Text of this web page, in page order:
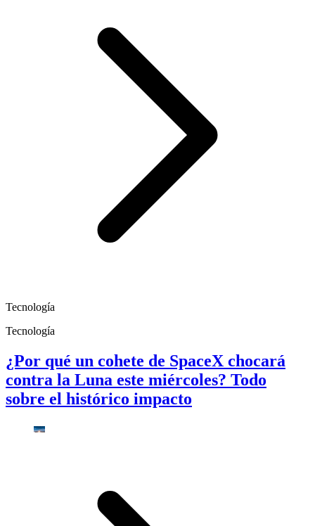
Tecnología
Tecnología
¿Por qué un cohete de SpaceX chocará
contra la Luna este miércoles? Todo
sobre el histórico impacto